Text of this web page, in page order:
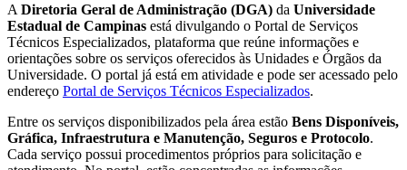
A Diretoria Geral de Administração (DGA) da Universidade
Estadual de Campinas está divulgando o Portal de Serviços
Técnicos Especializados, plataforma que reúne informações e
orientações sobre os serviços oferecidos às Unidades e Órgãos da
Universidade. O portal já está em atividade e pode ser acessado pelo
endereço Portal de Serviços Técnicos Especializados.
Entre os serviços disponibilizados pela área estão Bens Disponíveis,
Gráfica, Infraestrutura e Manutenção, Seguros e Protocolo.
Cada serviço possui procedimentos próprios para solicitação e